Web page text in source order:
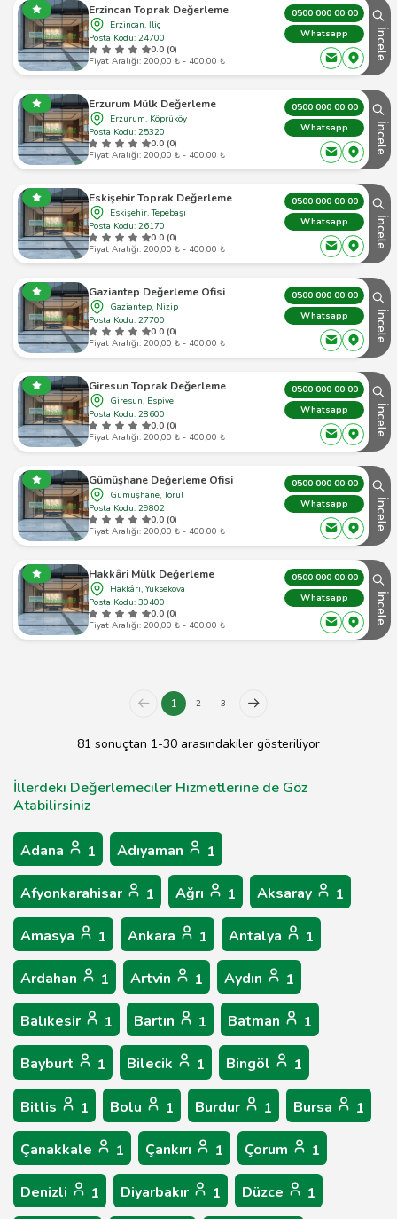
Erzincan Toprak Değerleme
Erzincan, İliç
Posta Kodu: 24700
0.0 (0)
Fiyat Aralığı: 200,00 ₺ - 400,00 ₺
0500 000 00 00
Whatsapp
İncele
Erzurum Mülk Değerleme
Erzurum, Köprüköy
Posta Kodu: 25320
0.0 (0)
Fiyat Aralığı: 200,00 ₺ - 400,00 ₺
0500 000 00 00
Whatsapp
İncele
Eskişehir Toprak Değerleme
Eskişehir, Tepebaşı
Posta Kodu: 26170
0.0 (0)
Fiyat Aralığı: 200,00 ₺ - 400,00 ₺
0500 000 00 00
Whatsapp
İncele
Gaziantep Değerleme Ofisi
Gaziantep, Nizip
Posta Kodu: 27700
0.0 (0)
Fiyat Aralığı: 200,00 ₺ - 400,00 ₺
0500 000 00 00
Whatsapp
İncele
Giresun Toprak Değerleme
Giresun, Espiye
Posta Kodu: 28600
0.0 (0)
Fiyat Aralığı: 200,00 ₺ - 400,00 ₺
0500 000 00 00
Whatsapp
İncele
Gümüşhane Değerleme Ofisi
Gümüşhane, Torul
Posta Kodu: 29802
0.0 (0)
Fiyat Aralığı: 200,00 ₺ - 400,00 ₺
0500 000 00 00
Whatsapp
İncele
Hakkâri Mülk Değerleme
Hakkâri, Yüksekova
Posta Kodu: 30400
0.0 (0)
Fiyat Aralığı: 200,00 ₺ - 400,00 ₺
0500 000 00 00
Whatsapp
İncele
1 2 3
81 sonuçtan 1-30 arasındakiler gösteriliyor
İllerdeki Değerlemeciler Hizmetlerine de Göz
Atabilirsiniz
Adana 1 Adıyaman 1
Afyonkarahisar 1 Ağrı 1 Aksaray 1
Amasya 1 Ankara 1 Antalya 1
Ardahan 1 Artvin 1 Aydın 1
Balıkesir 1 Bartın 1 Batman 1
Bayburt 1 Bilecik 1 Bingöl 1
Bitlis 1 Bolu 1 Burdur 1 Bursa 1
Çanakkale 1 Çankırı 1 Çorum 1
Denizli 1 Diyarbakır 1 Düzce 1